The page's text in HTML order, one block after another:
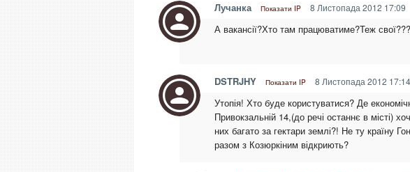
Лучанка Показати IP 8 Листопада 2012 17:09
А вакансії?Хто там працюватиме?Теж свої???
DSTRJHY Показати IP 8 Листопада 2012 17:14
Утопія! Хто буде користуватися? Де
Привокзальній 14,(до речі останнє в місті)
них багато за гектари землі?! Не ту країну
разом з Козюркіним відкриють?